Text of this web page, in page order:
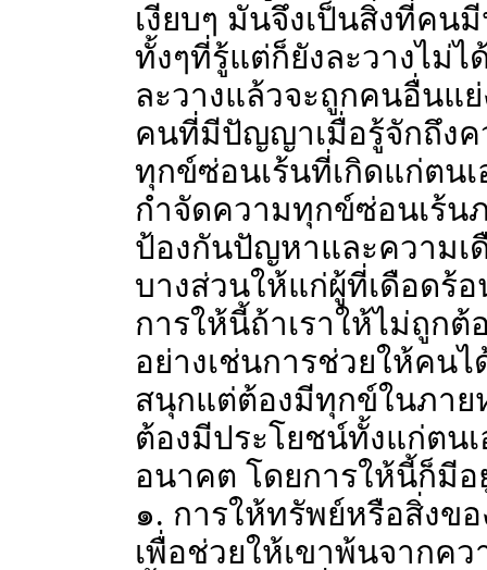
เงียบๆ มันจึงเป็นสิ่งที่ค
ทั้งๆที่รู้แต่ก็ยังละวางไม่ไ
ละวางแล้วจะถูกคนอื่นแย่
คนที่มีปัญญาเมื่อรู้จักถึงค
ทุกข์ซ่อนเร้นที่เกิดแก่ตน
กำจัดความทุกข์ซ่อนเร้น
ป้องกันปัญหาและความเ
บางส่วนให้แก่ผู้ที่เดือดร้
การให้นี้ถ้าเราให้ไม่ถูก
อย่างเช่นการช่วยให้คน
สนุกแต่ต้องมีทุกข์ในภาย
ต้องมีประโยชน์ทั้งแก่ตน
อนาคต โดยการให้นี้ก็มี
๑. การให้ทรัพย์หรือสิ่งข
เพื่อช่วยให้เขาพ้นจากค